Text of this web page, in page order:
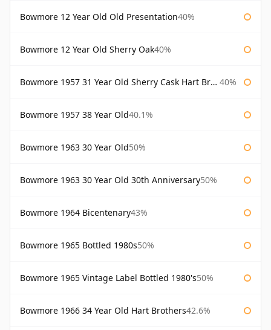
Bowmore 12 Year Old Old Presentation40%
Bowmore 12 Year Old Sherry Oak40%
Bowmore 1957 31 Year Old Sherry Cask Hart Brothers 40%
Bowmore 1957 38 Year Old40.1%
Bowmore 1963 30 Year Old50%
Bowmore 1963 30 Year Old 30th Anniversary50%
Bowmore 1964 Bicentenary43%
Bowmore 1965 Bottled 1980s50%
Bowmore 1965 Vintage Label Bottled 1980's50%
Bowmore 1966 34 Year Old Hart Brothers42.6%